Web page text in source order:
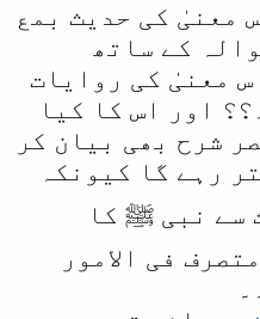
معنیٰ کی حدیث بمع
کے ساتھ
معنیٰ کی روایات
اور اس کا کیا
شرح بھی بیان کر
رہے گا کیونکہ
سے نبی ﷺ کا
فی الامور